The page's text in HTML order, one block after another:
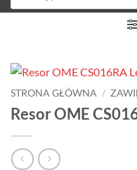
STRONA GŁÓWNA /
Resor OME